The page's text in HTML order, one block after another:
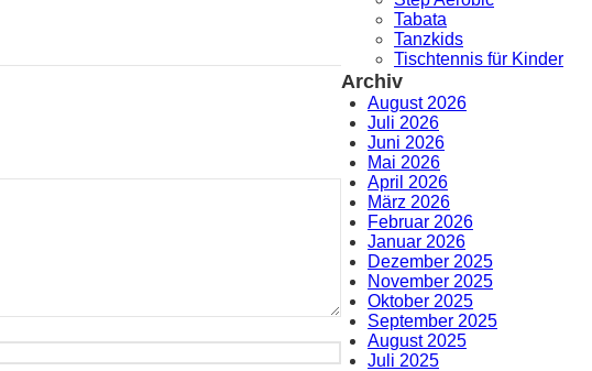
Tabata
Tanzkids
Tischtennis für Kinder
Archiv
August 2026
Juli 2026
Juni 2026
Mai 2026
April 2026
März 2026
Februar 2026
Januar 2026
Dezember 2025
November 2025
Oktober 2025
September 2025
August 2025
Juli 2025